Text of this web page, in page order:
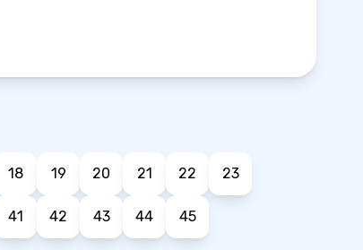
18 19 20 21 22 23
41 42 43 44 45